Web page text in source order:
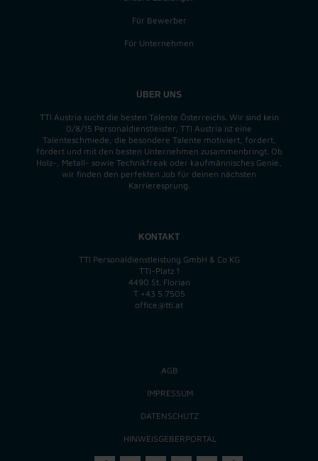
Für Bewerber
Für Unternehmen
ÜBER UNS
TTI Austria sucht die besten Talente Österreichs. Wir sind kein
0/8/15 Personaldienstleister, TTI Austria ist eine
Talenteschmiede, die besondere Talente motiviert, fordert,
fördert und mit den besten Unternehmen zusammenbringt. Ob
Holz-, Metall- sowie Technikfreak oder kaufmännisches Genie,
wir finden den perfekten Job für deinen nächsten
Karrieresprung.
KONTAKT
TTI Personaldienstleistung GmbH & Co KG
TTI-Platz 1
4490 St. Florian
T +43 5 7505
office@tti.at
AGB
IMPRESSUM
DATENSCHUTZ
HINWEISGEBERPORTAL